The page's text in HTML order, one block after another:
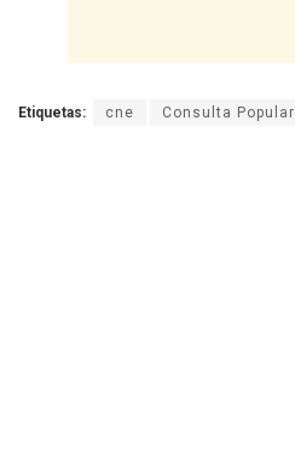
Etiquetas: cne Consulta Popular